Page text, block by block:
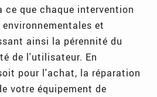
ce que chaque intervention
et
ainsi la pérennité du
de l'utilisateur. En
pour l'achat, la réparation
votre équipement de